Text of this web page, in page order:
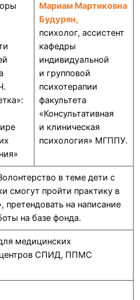
Мариам Мартиковна
Будурян,
психолог, ассистент
кафедры
индивидуальной
и групповой
психотерапии
факультета
«Консультативная
и клиническая
психология» МГППУ.
в теме дети с
смогут пройти практику в
претендовать на написание
на базе фонда.
медицинских
центров СПИД, ППМС